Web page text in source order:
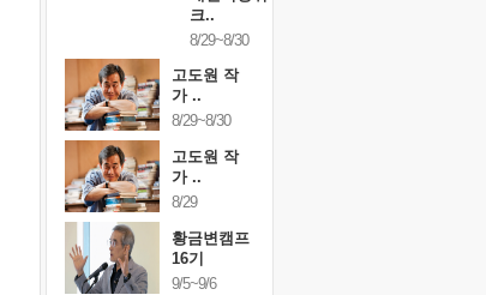
크..
8/29~8/30
고도원 작
가 ..
8/29~8/30
고도원 작
가 ..
8/29
황금변캠프
16기
9/5~9/6